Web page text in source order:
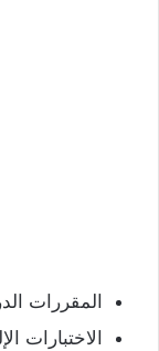
المقررات
الاختبارات